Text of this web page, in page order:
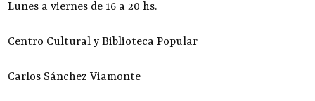
Lunes a viernes de 16 a 20 hs.
Centro Cultural y Biblioteca Popular
Carlos Sánchez Viamonte